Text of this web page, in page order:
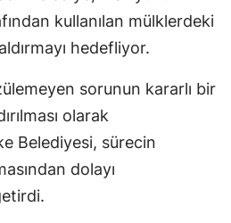
kullanılan mülklerdeki
hedefliyor.
sorunun kararlı bir
olarak
Belediyesi, sürecin
dolayı